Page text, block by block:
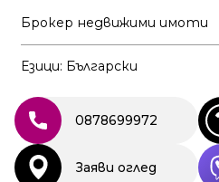
Брокер недвижими имоти
Езици: Български
0878699972
Заяви оглед